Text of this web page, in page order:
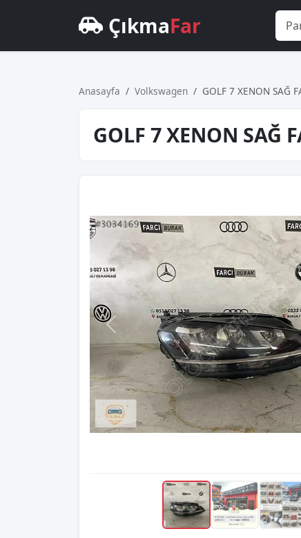
ÇıkmaFar
Anasayfa Volkswagen GOLF 7 XENON SAĞ
GOLF 7 XENON SAĞ